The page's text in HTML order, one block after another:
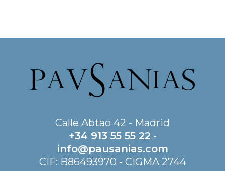
Calle Abtao 42 - Madrid
+34 913 55 55 22 -
info@pausanias.com
CIF: B86493970 - CIGMA 2744